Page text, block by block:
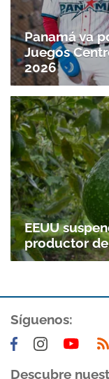
Panamá va
Juegos
2026
EEUU
productor
Síguenos:
Descubre